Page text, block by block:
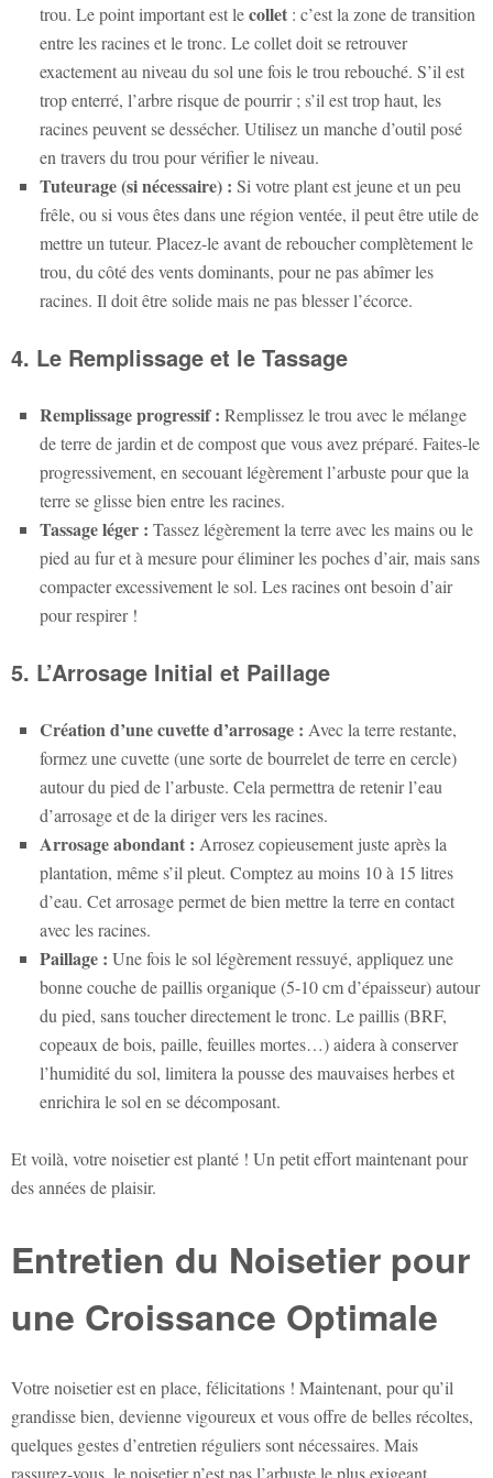
trou. Le point important est lecollet : c’est la zone de transition
entre les racines et le tronc. Le collet doit se retrouver
exactement au niveau du sol une fois le trou rebouché. S’il est
trop enterré, l’arbre risque de pourrir ; s’il est trop haut, les
racines peuvent se dessécher. Utilisez un manche d’outil posé
en travers du trou pour vérifier le niveau.
Tuteurage (si nécessaire) : Si votre plant est jeune et un peu
frêle, ou si vous êtes dans une région ventée, il peut être utile de
mettre un tuteur. Placez-le avant de reboucher complètement le
trou, du côté des vents dominants, pour ne pas abîmer les
racines. Il doit être solide mais ne pas blesser l’écorce.
4. Le Remplissage et le Tassage
Remplissage progressif : Remplissez le trou avec le mélange
de terre de jardin et de compost que vous avez préparé. Faites-le
progressivement, en secouant légèrement l’arbuste pour que la
terre se glisse bien entre les racines.
Tassage léger : Tassez légèrement la terre avec les mains ou le
pied au fur et à mesure pour éliminer les poches d’air, mais sans
compacter excessivement le sol. Les racines ont besoin d’air
pour respirer !
5. L’Arrosage Initial et Paillage
Création d’une cuvette d’arrosage : Avec la terre restante,
formez une cuvette (une sorte de bourrelet de terre en cercle)
autour du pied de l’arbuste. Cela permettra de retenir l’eau
d’arrosage et de la diriger vers les racines.
Arrosage abondant : Arrosez copieusement juste après la
plantation, même s’il pleut. Comptez au moins 10 à 15 litres
d’eau. Cet arrosage permet de bien mettre la terre en contact
avec les racines.
Paillage : Une fois le sol légèrement ressuyé, appliquez une
bonne couche de paillis organique (5-10 cm d’épaisseur) autour
du pied, sans toucher directement le tronc. Le paillis (BRF,
copeaux de bois, paille, feuilles mortes…) aidera à conserver
l’humidité du sol, limitera la pousse des mauvaises herbes et
enrichira le sol en se décomposant.
Et voilà, votre noisetier est planté ! Un petit effort maintenant pour
des années de plaisir.
Entretien du Noisetier pour
une Croissance Optimale
Votre noisetier est en place, félicitations ! Maintenant, pour qu’il
grandisse bien, devienne vigoureux et vous offre de belles récoltes,
quelques gestes d’entretien réguliers sont nécessaires. Mais
rassurez-vous, le noisetier n’est pas l’arbuste le plus exigeant.